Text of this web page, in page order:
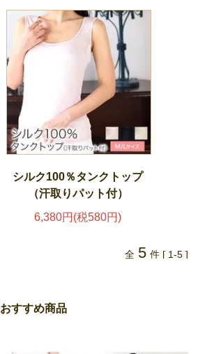
シルク100％タンクトップ
（汗取りパット付）
6,380円(税580円)
全 5 件 [ 1-5 ]
おすすめ商品